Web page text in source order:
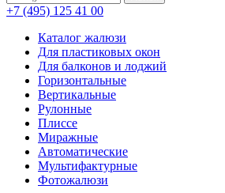
+7 (495) 125 41 00
Каталог жалюзи
Для пластиковых окон
Для балконов и лоджий
Горизонтальные
Вертикальные
Рулонные
Плиссе
Миражные
Автоматические
Мультифактурные
Фотожалюзи